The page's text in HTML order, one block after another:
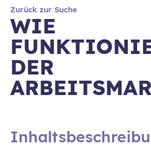
Zurück zur Suche
WIE
DER